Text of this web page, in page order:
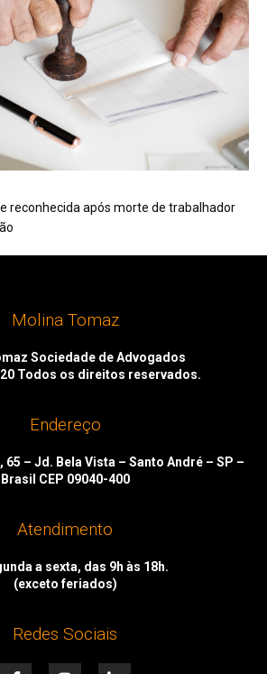
reconhecida após morte de trabalhador
Molina Tomaz
Sociedade de Advogados
Todos os direitos reservados.
Endereço
– Jd. Bela Vista – Santo André – SP –
Brasil CEP 09040-400
Atendimento
a sexta, das 9h às 18h.
(exceto feriados)
Redes Sociais
F I